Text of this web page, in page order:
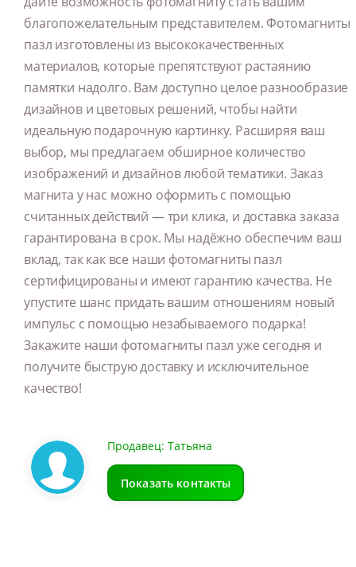
благопожелательным представителем. Фотомагниты
пазл изготовлены из высококачественных
материалов, которые препятствуют растаянию
памятки надолго. Вам доступно целое разнообразие
дизайнов и цветовых решений, чтобы найти
идеальную подарочную картинку. Расширяя ваш
выбор, мы предлагаем обширное количество
изображений и дизайнов любой тематики. Заказ
магнита у нас можно оформить с помощью
считанных действий — три клика, и доставка заказа
гарантирована в срок. Мы надёжно обеспечим ваш
вклад, так как все наши фотомагниты пазл
сертифицированы и имеют гарантию качества. Не
упустите шанс придать вашим отношениям новый
импульс с помощью незабываемого подарка!
Закажите наши фотомагниты пазл уже сегодня и
получите быструю доставку и исключительное
качество!
Продавец: Татьяна
Показать контакты